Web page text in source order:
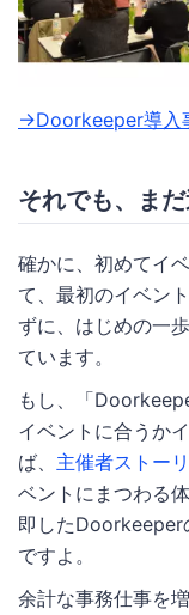
→Doorkeeper導入
それでも、ま
確かに、初めてイ
て、最初のイベン
ずに、はじめの一
ています。
もし、「
イベントに合うか
ば、 主催者ストー
ベントにまつわる
即したDoorkeeper
ですよ。
余計な事務仕事を